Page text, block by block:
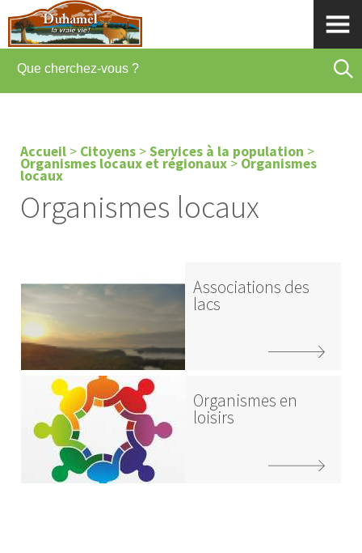
Accueil > Citoyens >Services à la population >
Organismes locaux et régionaux > Organismes
locaux
Organismes locaux
Associations des
lacs
Organismes en
loisirs